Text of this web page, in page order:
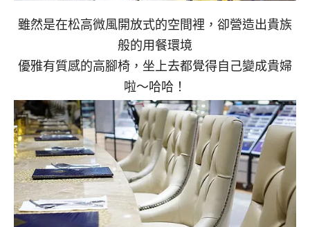
雖然是在松高微風開放式的空間裡，卻營造出貴族
般的用餐環境
優雅有質感的高腳椅，坐上去都覺得自己變成貴婦
啦～哈哈！